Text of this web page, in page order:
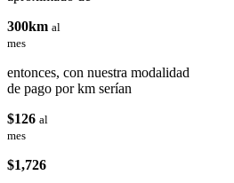
300km al
mes
entonces, con nuestra modalidad
de pago por km serían
$126 al
mes
$1,726